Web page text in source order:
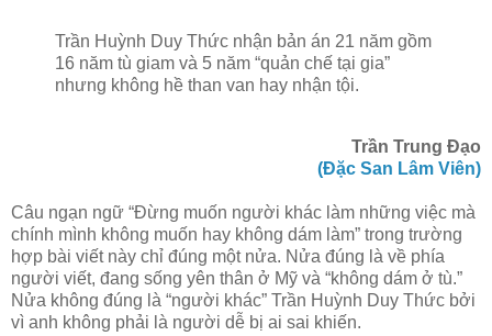
Trần Huỳnh Duy Thức nhận bản án 21 năm gồm
16 năm tù giam và 5 năm “quản chế tại gia”
nhưng không hề than van hay nhận tội.
Trần Trung Đạo
(Đặc San Lâm Viên)
Câu ngạn ngữ “Đừng muốn người khác làm những việc mà
chính mình không muốn hay không dám làm” trong trường
hợp bài viết này chỉ đúng một nửa. Nửa đúng là về phía
người viết, đang sống yên thân ở Mỹ và “không dám ở tù.”
Nửa không đúng là “người khác” Trần Huỳnh Duy Thức bởi
vì anh không phải là người dễ bị ai sai khiến.